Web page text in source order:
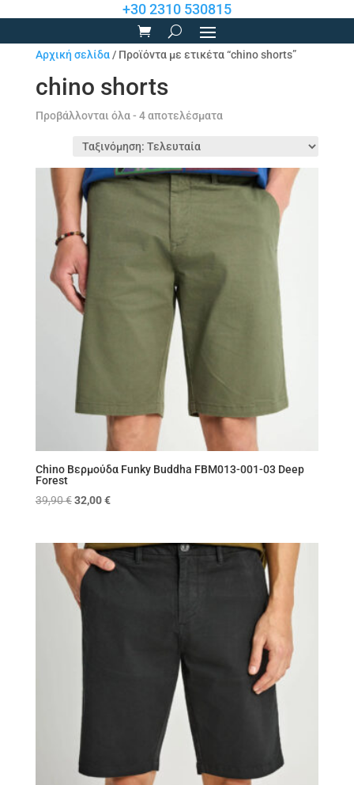
+30 2310 530815
Αρχική σελίδα/ Προϊόντα με ετικέτα “chino shorts”
chino shorts
Προβάλλονται όλα - 4 αποτελέσματαSorted
Chino Βερμούδα Funky Buddha FBM013-001-03 Deep
Forest
39,90€ Original
39,90 €.
32,00€Η
είναι:
32,00 €.